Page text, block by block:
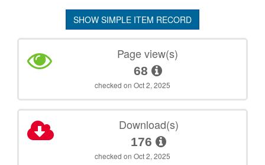
SHOW SIMPLE ITEM RECORD
Page view(s)
68
checked on Oct 2, 2025
Download(s)
176
checked on Oct 2, 2025